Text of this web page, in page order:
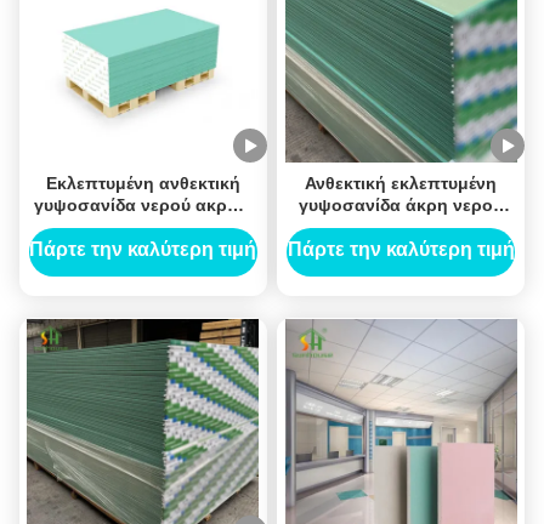
Εκλεπτυμένη ανθεκτική
γυψοσανίδα νερού ακρών
για το εσωτερικό ανώτατο
όριο
Πάρτε την καλύτερη τιμή
Ανθεκτική εκλεπτυμένη
γυψοσανίδα άκρη νερού
απόδειξης ωιδίου για το
κτήριο βιβλιοθήκης
Πάρτε την καλύτερη τιμή